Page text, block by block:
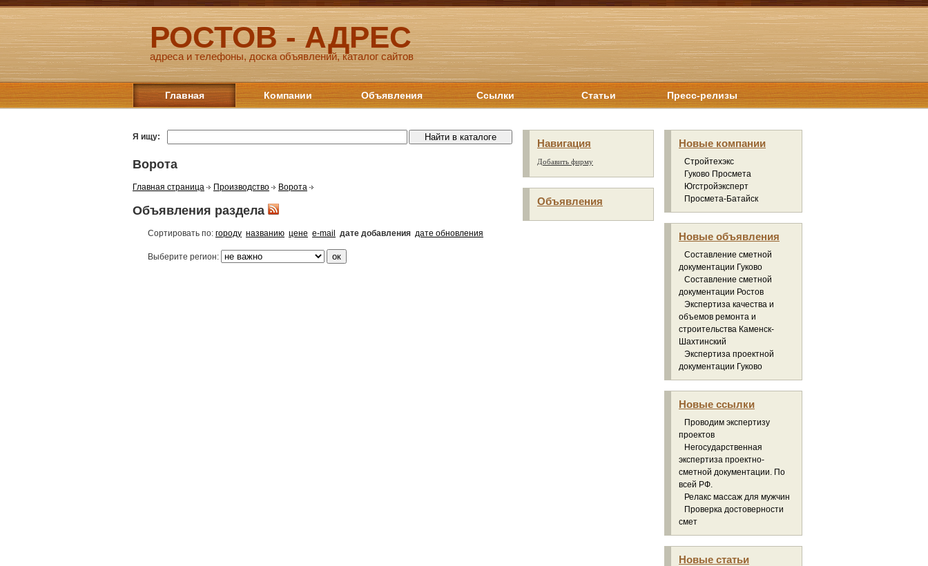
РОСТОВ - АДРЕС
адреса и телефоны, доска объявлений, каталог сайтов
Главная Компании Объявления Ссылки Статьи Пресс-релизы
Я ищу:
Ворота
Главная страница Производство Ворота
Объявления раздела
Сортировать по: городу названию цене e-mail дате добавления дате обновления
Выберите регион:
Навигация
Добавить фирму
Объявления
Новые компании
Стройтехэкс
Гуково Просмета
Югстройэксперт
Просмета-Батайск
Новые объявления
Составление сметной
документации Гуково
Составление сметной
документации Ростов
Экспертиза качества и
объемов ремонта и
строительства Каменск-
Шахтинский
Экспертиза проектной
документации Гуково
Новые ссылки
Проводим экспертизу
проектов
Негосударственная
экспертиза проектно-
сметной документации. По
всей РФ.
Релакс массаж для мужчин
Проверка достоверности
смет
Новые статьи